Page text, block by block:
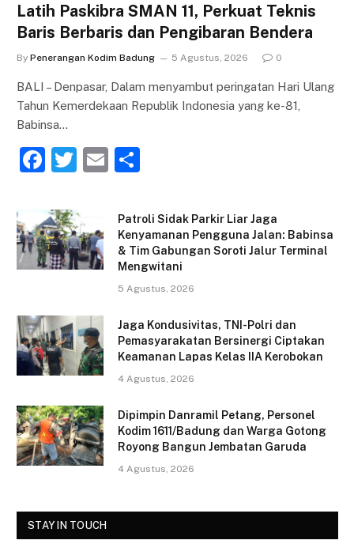
Latih Paskibra SMAN 11, Perkuat Teknis
Baris Berbaris dan Pengibaran Bendera
By Penerangan Kodim Badung 5 Agustus, 2026 0
BALI – Denpasar, Dalam menyambut peringatan Hari Ulang
Tahun Kemerdekaan Republik Indonesia yang ke-81,
Babinsa…
F
c
e
b
o
k
T
itt
er
E
ai ar
e
Patroli Sidak Parkir Liar Jaga
Kenyamanan Pengguna Jalan: Babinsa
& Tim Gabungan Soroti Jalur Terminal
Mengwitani
5 Agustus, 2026
Jaga Kondusivitas, TNI-Polri dan
Pemasyarakatan Bersinergi Ciptakan
Keamanan Lapas Kelas IIA Kerobokan
4 Agustus, 2026
Dipimpin Danramil Petang, Personel
Kodim 1611/Badung dan Warga Gotong
Royong Bangun Jembatan Garuda
4 Agustus, 2026
STAY IN TOUCH